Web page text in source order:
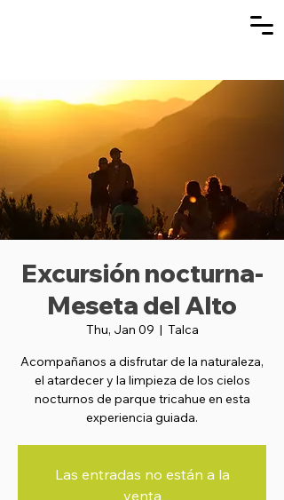
Excursión nocturna-
Meseta del Alto
Thu, Jan 09
  |
Talca
Acompañanos a disfrutar de la naturaleza,
el atardecer y la limpieza de los cielos
nocturnos de parque tricahue en esta
experiencia guiada.
Las entradas no están a la
venta